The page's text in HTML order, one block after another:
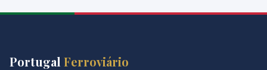
Portugal Ferroviário